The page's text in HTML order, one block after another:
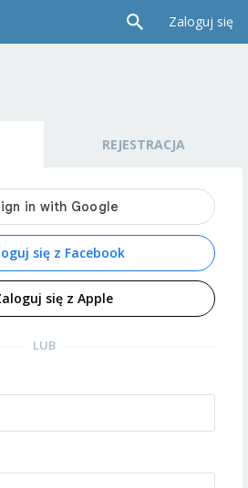
Zaloguj się
REJESTRACJA
się z Facebook
się z Apple
LUB